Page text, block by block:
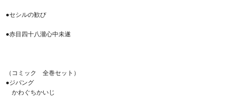
●セシルの歓び
●赤目四十八瀧心中未遂
（コミック 全巻セット）
●ジパング
かわぐちかいじ